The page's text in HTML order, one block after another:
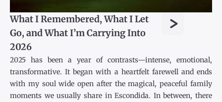
What I Remembered, What I Let
Go, and What I’m Carrying Into
2026
>
2025 has been a year of contrasts—intense, emotional,
transformative. It began with a heartfelt farewell and ends
with my soul wide open after the magical, peaceful family
moments we usually share in Escondida. In between, there